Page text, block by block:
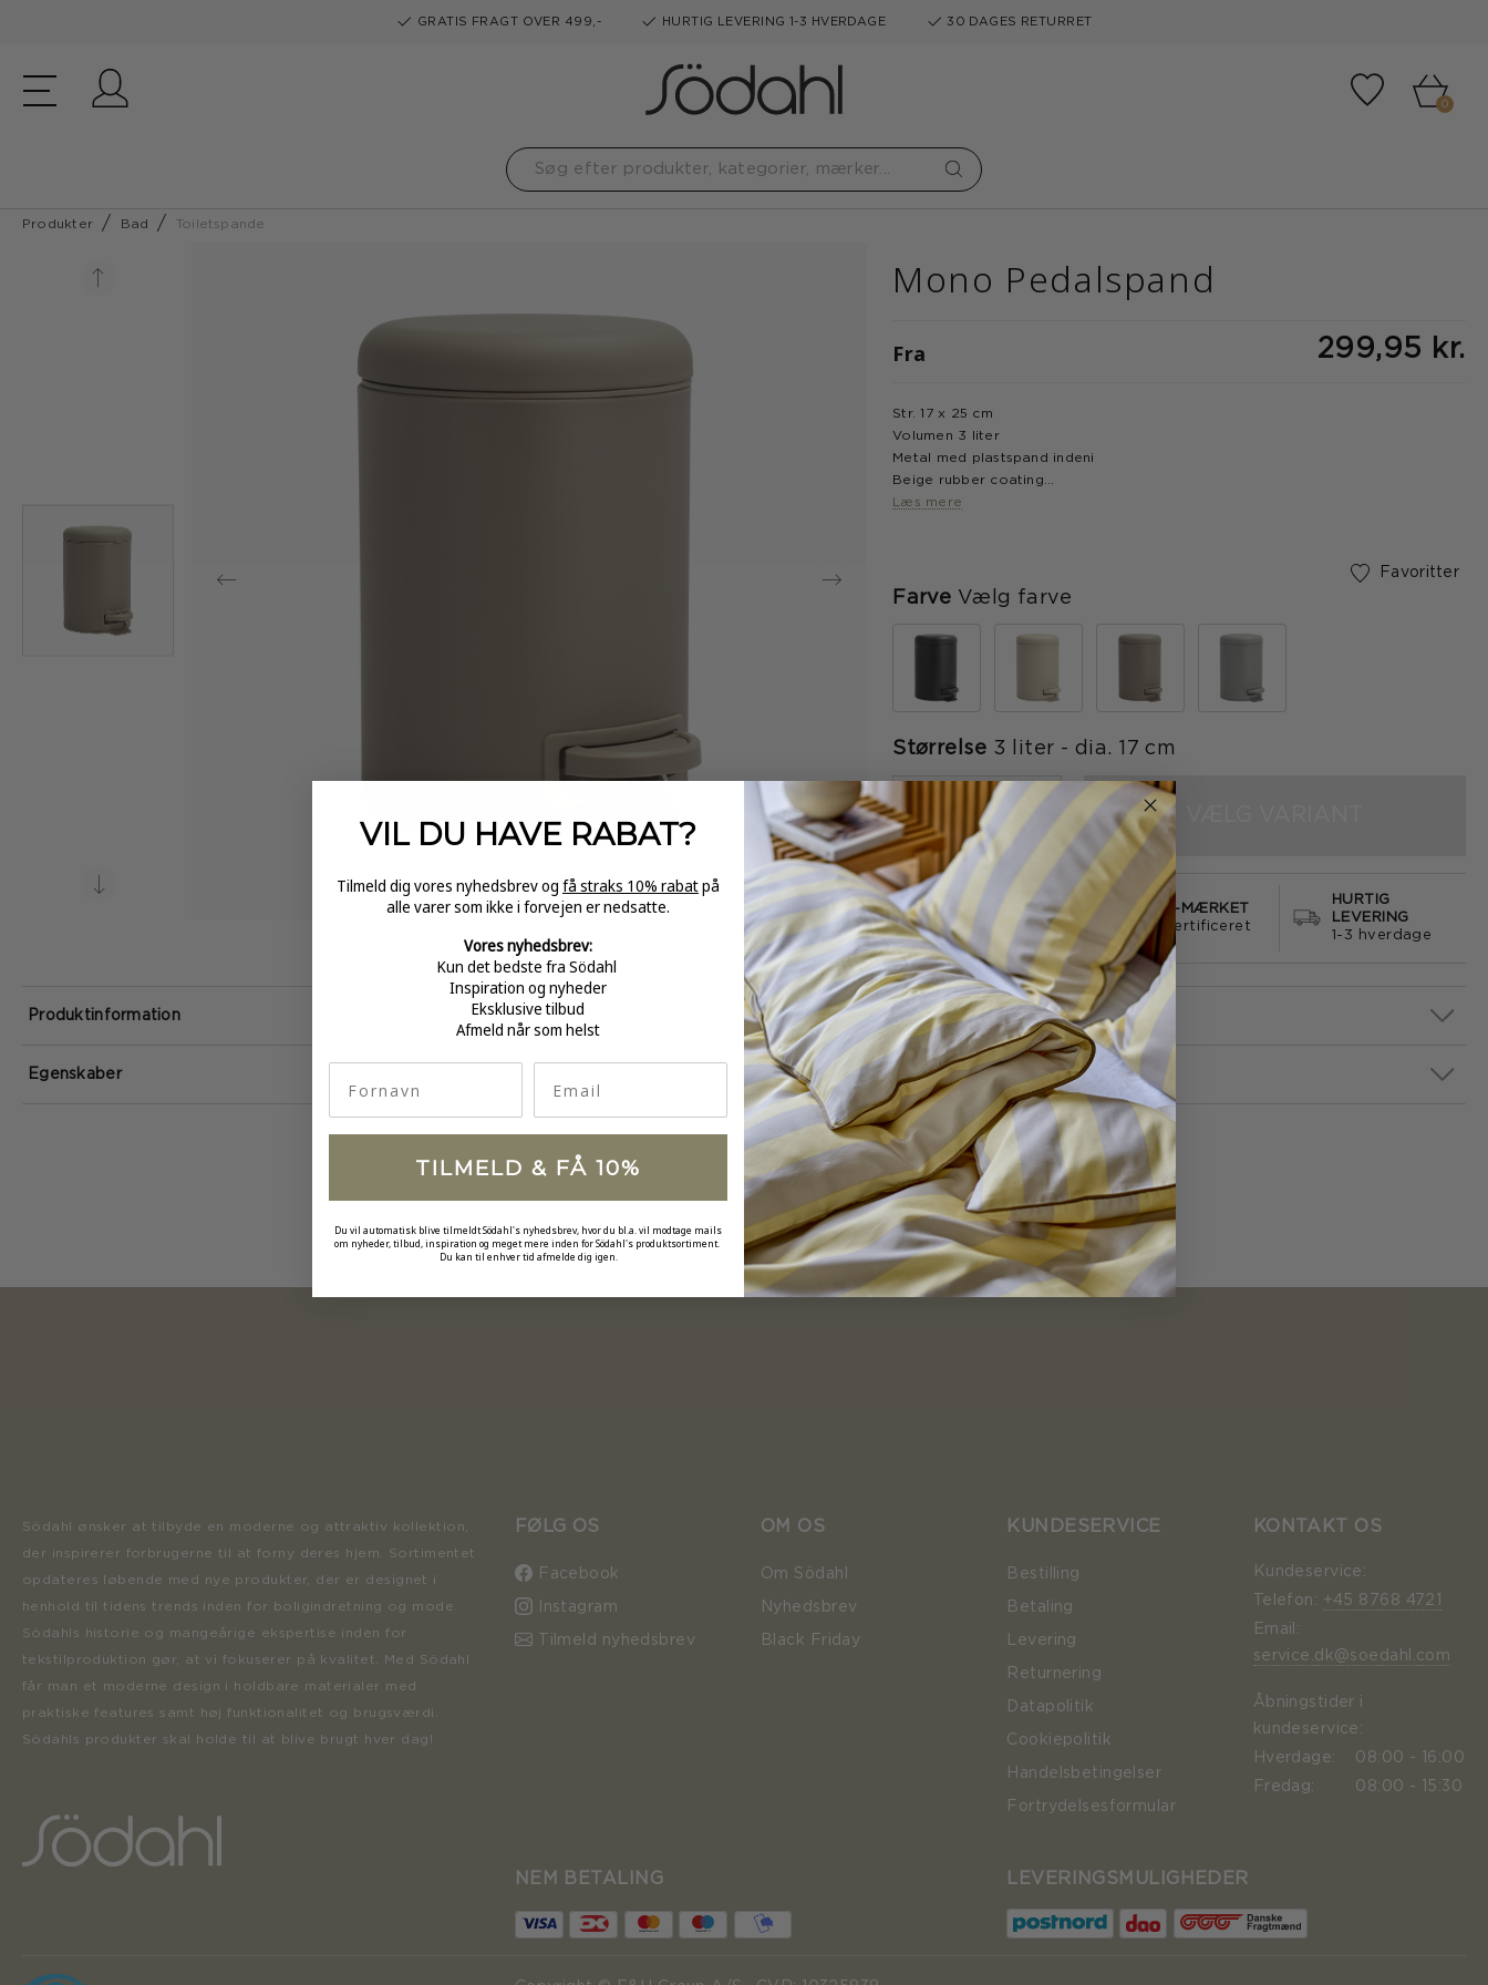
GRATIS FRAGT OVER 499,- HURTIG LEVERING 1-3 HVERDAGE 30 DAGES RETURRET
Tilføj til
0
Produkter Bad Toiletspande
Mono Pedalspand
Fra 299,95 kr.
Str. 17 x 25 cm
Volumen 3 liter
Metal med plastspand indeni
Beige rubber coating
Softluk-funktion
Læs mere
Favoritter
Farve Vælg farve
Størrelse 3 liter - dia. 17 cm
- +
GRATIS FRAGT
over 499
E-MÆRKET
certificeret
HURTIG
LEVERING
1-3 hverdage
Egenskaber
Produktinformation
Södahl ønsker at tilbyde en moderne og attraktiv kollektion,
der inspirerer forbrugerne til at forny deres hjem. Sortimentet
opdateres løbende med nye produkter, der er designet i
henhold til tidens trends inden for boligindretning og mode.
Södahls historie og mangeårige ekspertise inden for
tekstilproduktion gør, at vi fokuserer på kvalitet. Med Södahl
får man et moderne design i holdbare materialer med
praktiske features samt høj funktionalitet og brugsværdi.
Södahls produkter skal holde til at blive brugt hver dag!
FØLG OS
Facebook
Instagram
Tilmeld nyhedsbrev
OM OS
Om Södahl
Nyhedsbrev
Black Friday
KUNDESERVICE
Bestilling
Betaling
Levering
Returnering
Datapolitik
Cookiepolitik
Handelsbetingelser
Fortrydelsesformular
KONTAKT OS
Kundeservice:
Telefon: +45 8768 4721
Email:
service.dk@soedahl.com
Åbningstider i
kundeservice:
Hverdage: 08:00 - 16:00
Fredag: 08:00 - 15:30
NEM BETALING LEVERINGSMULIGHEDER
VIL DU HAVE RABAT?
Tilmeld dig vores nyhedsbrev og få straks 10% rabatpå
alle varer som ikke i forvejen er nedsatte.
Vores nyhedsbrev:
Kun det bedste fra Södahl
Inspiration og nyheder
Eksklusive tilbud
Afmeld når som helst
TILMELD & FÅ 10%
Du vil automatisk blive tilmeldt Södahl's nyhedsbrev, hvor du bl.a. vil modtage mails
om nyheder, tilbud, inspiration og meget mere inden for Södahl's produktsortiment.
Du kan til enhver tid afmelde dig igen.